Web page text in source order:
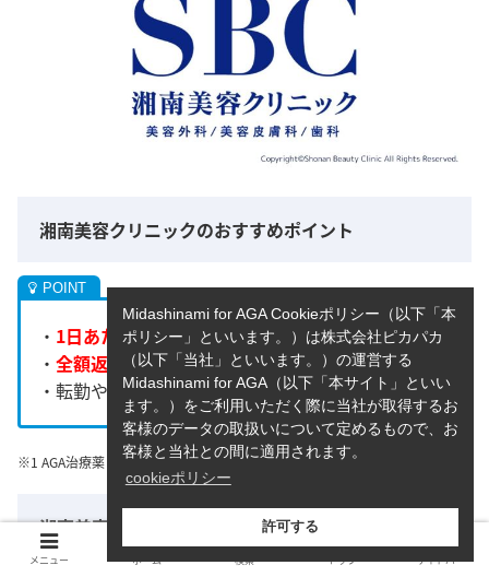
湘南美容クリニックのおすすめポイント
・ 1日あたり95円※1 でAGA治療
・ 全額返金制度※2 あり
・転勤や引越しの際でも全国各院間の移動が可能
※1 AGA治療薬 HRタブレットFの初回限定価格の日割料金 ※2諸条件あり
湘南美容クリニックの料金表
メニュー ホーム 検索 トップ サイドバー
Midashinami for AGA Cookieポリシー（以下「本
ポリシー」といいます。）は株式会社ピカパカ
（以下「当社」といいます。）の運営する
Midashinami for AGA（以下「本サイト」といい
ます。）をご利用いただく際に当社が取得するお
客様のデータの取扱いについて定めるもので、お
客様と当社との間に適用されます。
cookieポリシー
許可する